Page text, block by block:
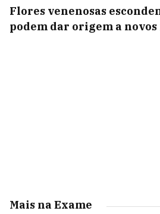
Flores venenosas
podem dar origem a
Mais na Exame